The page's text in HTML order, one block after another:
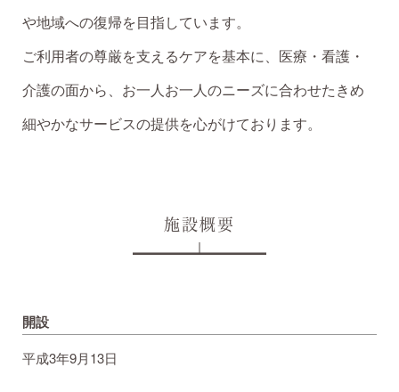
よつば 第40号（平成30年9月発行）
や地域への復帰を目指しています。
ご利用者の尊厳を支えるケアを基本に、医療・看護・
介護の面から、お一人お一人のニーズに合わせたきめ
細やかなサービスの提供を心がけております。
施設概要
開設
平成3年9月13日